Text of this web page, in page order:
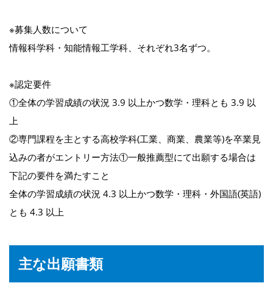
※募集人数について
情報科学科・知能情報工学科、それぞれ3名ずつ。
※認定要件
①全体の学習成績の状況 3.9 以上かつ数学・理科とも 3.9 以
上
②専門課程を主とする高校学科(工業、商業、農業等)を卒業見
込みの者がエントリー方法①一般推薦型にて出願する場合は
下記の要件を満たすこと
全体の学習成績の状況 4.3 以上かつ数学・理科・外国語(英語)
とも 4.3 以上
主な出願書類